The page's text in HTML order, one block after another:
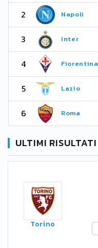
2 Napoli
3 Inter
4 Fiorentina
5 Lazio
6 Roma
ULTIMI RISULTATI
Torino